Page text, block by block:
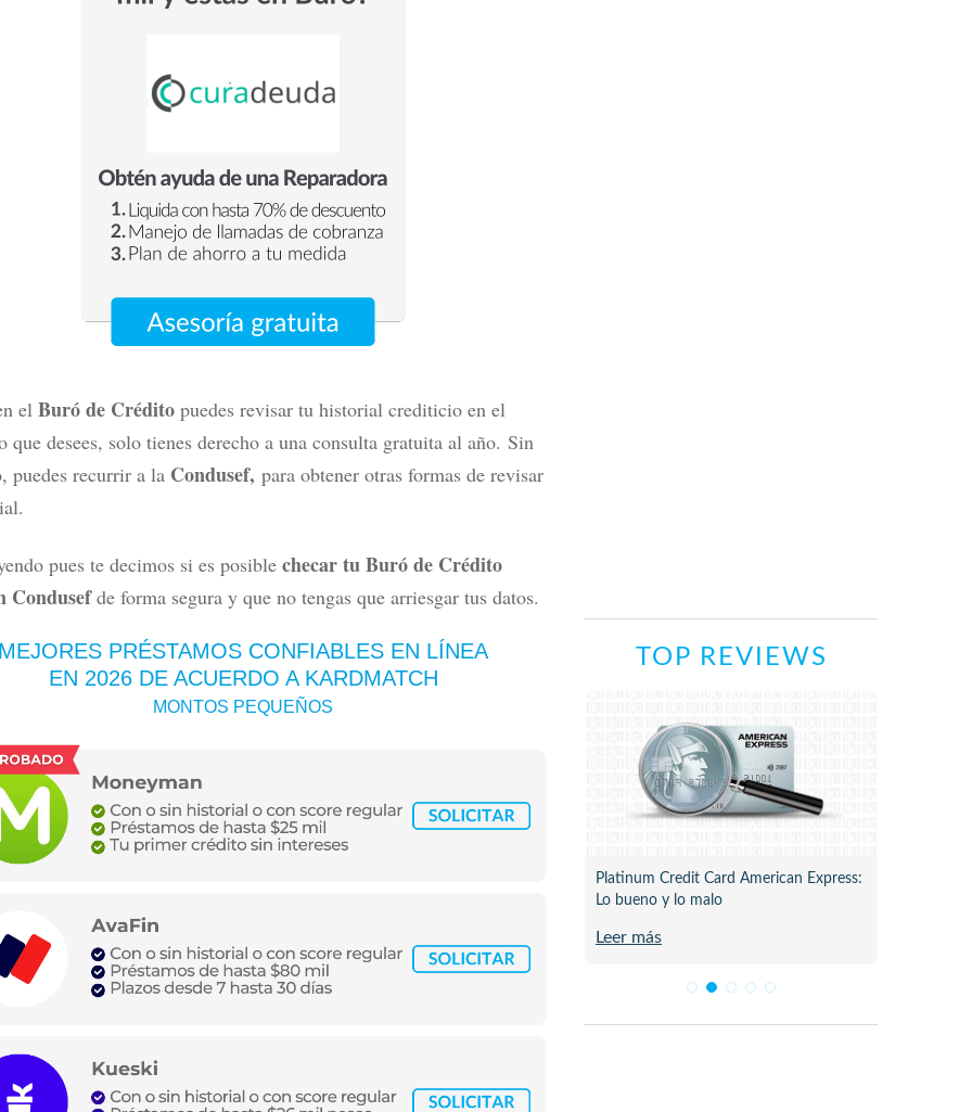
el Buró de Crédito puedes revisar tu historial crediticio en el
que desees, solo tienes derecho a una consulta gratuita al año. Sin
puedes recurrir a la Condusef, para obtener otras formas de revisar
pues te decimos si es posible checar tuBuró de Crédito
Condusefde forma segura y que no tengas que arriesgar tus datos.
MEJORES PRÉSTAMOS CONFIABLES EN LÍNEA
EN 2026 DE ACUERDO A KARDMATCH
MONTOS PEQUEÑOS
TOP REVIEWS
Platinum Credit Card American Express:
Lo bueno y lo malo
Leer más